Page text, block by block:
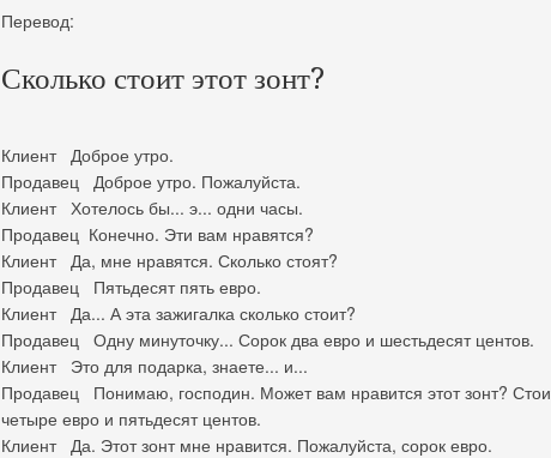
Перевод:
Сколько стоит этот зонт?
Клиент Доброе утро.
Продавец Доброе утро. Пожалуйста.
Клиент Хотелось бы... э... одни часы.
Продавец Конечно. Эти вам нравятся?
Клиент Да, мне нравятся. Сколько стоят?
Продавец Пятьдесят пять евро.
Клиент Да... А эта зажигалка сколько стоит?
Продавец Одну минуточку... Сорок два евро и шестьдесят центов.
Клиент Это для подарка, знаете... и...
Продавец Понимаю, господин. Может вам нравится этот зонт?
четыре евро и пятьдесят центов.
Клиент Да. Этот зонт мне нравится. Пожалуйста, сорок евро.